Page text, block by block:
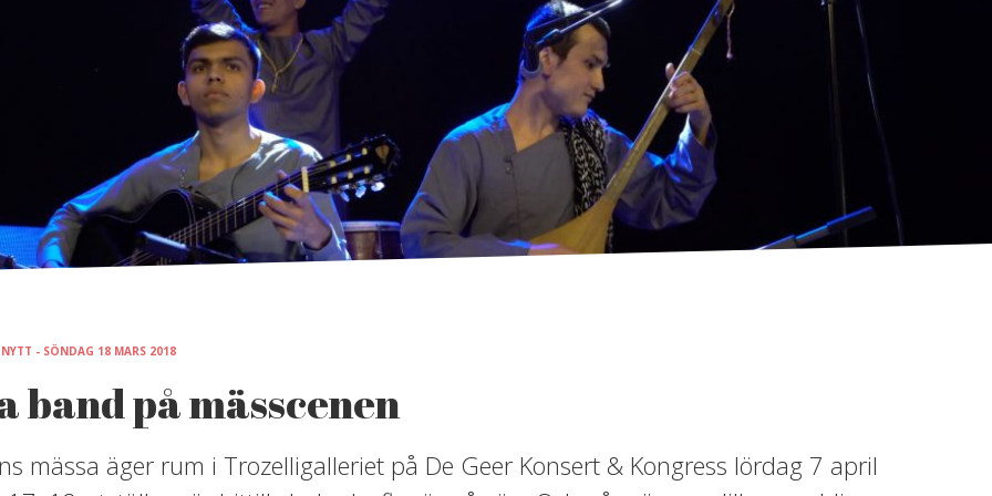
NYTT - SÖNDAG 18 MARS 2018
band på mässcenen
mässa äger rum i Trozelligalleriet på De Geer Konsert & Kongress lördag 7 april